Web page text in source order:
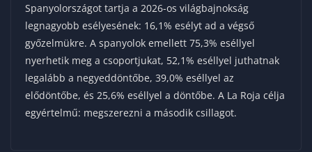
Spanyolországot tartja a 2026-os világbajnokság
legnagyobb esélyesének: 16,1% esélyt ad a végső
győzelmükre. A spanyolok emellett 75,3% eséllyel
nyerhetik meg a csoportjukat, 52,1% eséllyel juthatnak
legalább a negyeddöntőbe, 39,0% eséllyel az
elődöntőbe, és 25,6% eséllyel a döntőbe. A La Roja célja
egyértelmű: megszerezni a második csillagot.